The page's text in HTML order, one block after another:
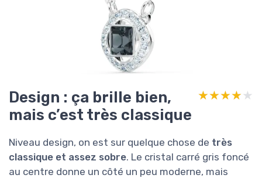
Design : ça brille bien,
mais c’est très classique
★★★★★
★★★★★
Niveau design, on est sur quelque chose de très
classique et assez sobre. Le cristal carré gris foncé
au centre donne un côté un peu moderne, mais